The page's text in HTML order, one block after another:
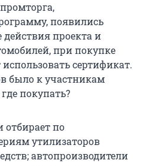
появились
действия проекта и
при покупке
сертификат.
было к участникам
покупать?
отбирает по
утилизаторов
автопроизводители